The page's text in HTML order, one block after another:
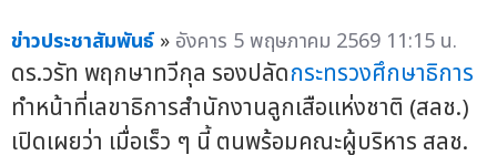
ข่าวประชาสัมพันธ์ » อังคาร 5 พฤษภาคม 2569 11:15 น.
ดร.วรัท พฤกษาทวีกุล รองปลัดกระทรวงศึกษาธิการ
ทำหน้าที่เลขาธิการสำนักงานลูกเสือแห่งชาติ (สลช.)
เปิดเผยว่า เมื่อเร็ว ๆ นี้ ตนพร้อมคณะผู้บริหาร สลช.